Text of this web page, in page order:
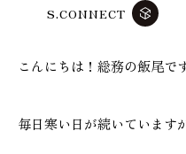
ホーム
CONCEPT
S.CONNECT
こんにちは！総務の飯尾で
毎日寒い日が続いています